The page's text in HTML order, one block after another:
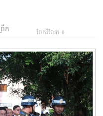
ក ចែករំលែក ៖